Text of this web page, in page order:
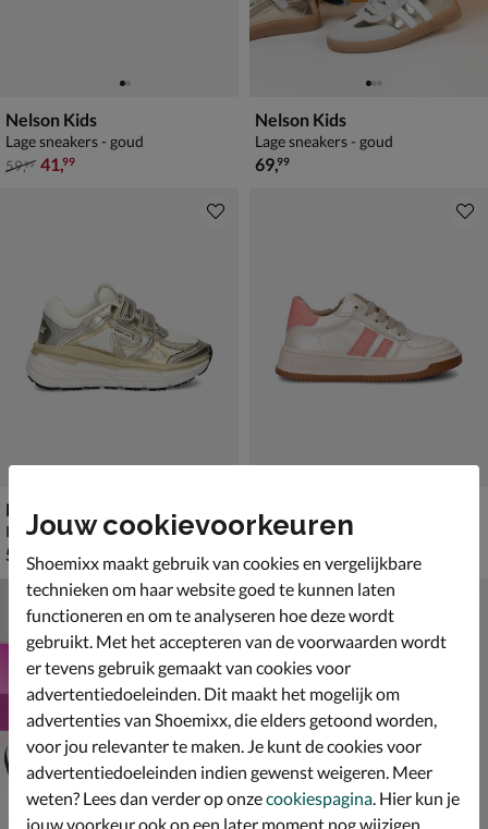
Nelson Kids
Lage sneakers - goud
van € 59,99 voor € 41,99
59,99 41,99
Nelson Kids
Lage sneakers - goud
€ 69,99
69,99
Replay Christel Kid
Klittenbandschoenen - goud
€ 59,99
59 ,
Shoesme
Lage sneakers - goud
van € 89,99 voor € 62,99
89,
Jouw cookievoorkeuren
Shoemixx maakt gebruik van cookies en vergelijkbare
technieken om haar website goed te kunnen laten
functioneren en om te analyseren hoe deze wordt
gebruikt. Met het accepteren van de voorwaarden wordt
er tevens gebruik gemaakt van cookies voor
advertentiedoeleinden. Dit maakt het mogelijk om
advertenties van Shoemixx, die elders getoond worden,
voor jou relevanter te maken. Je kunt de cookies voor
advertentiedoeleinden indien gewenst weigeren. Meer
weten? Lees dan verder op onzecookiespagina . Hier kun je
jouw voorkeur ook op een later moment nog wijzigen.